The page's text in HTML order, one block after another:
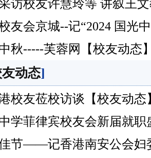
访校友许慧玲等 讲叙王
友会京城--记“2024 国光
秋-----芙蓉网【校友动态
动态]
校友莅校访谈【校友动态
学菲律宾校友会新届就
节——记香港南安公会妇